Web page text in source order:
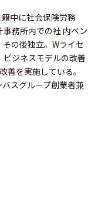
中に社会保険労務
務所内での社 内ベン
の後独立。Wライセ
ジネスモデルの改善
善を実施している。
スグループ創業者兼